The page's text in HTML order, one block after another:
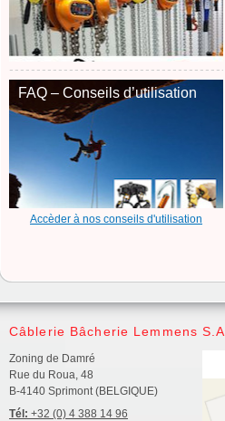
FAQ – Conseils d’utilisation
Accèder à nos conseils d'utilisation
Câblerie Bâcherie Lemmens S.A.
Zoning de Damré
Rue du Roua, 48
B-4140 Sprimont (BELGIQUE)
Tél: +32 (0) 4 388 14 96